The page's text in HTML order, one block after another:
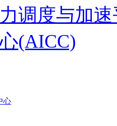
调度与加
(AICC)
心